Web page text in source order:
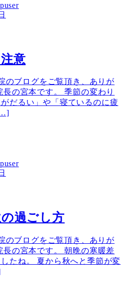
意
のブログをご覧頂き、ありが
の宮本です。 季節の変わり
だるい」や「寝ているのに疲
過ごし方
のブログをご覧頂き、ありが
長の宮本です。 朝晩の寒暖差
たね。 夏から秋へと季節が変